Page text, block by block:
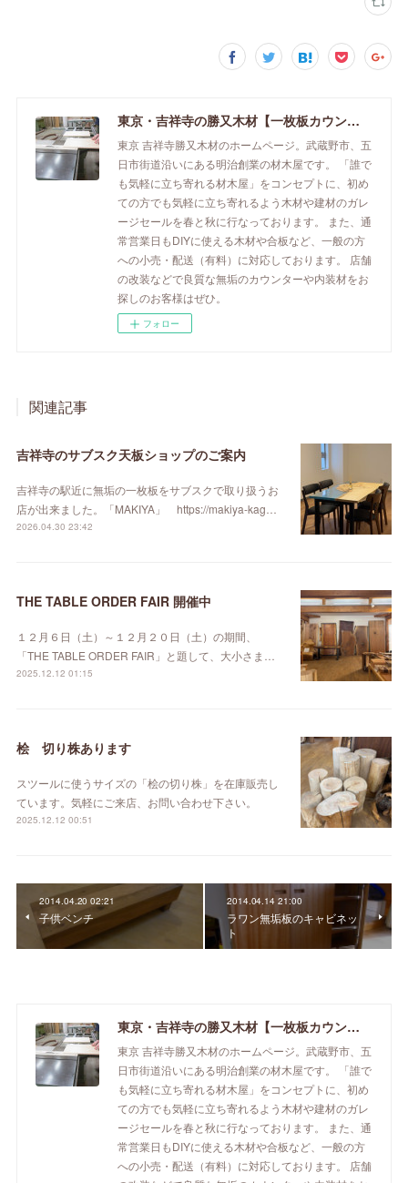
東京・吉祥寺の勝又木材【一枚板カウンター】
東京 吉祥寺勝又木材のホームページ。武蔵野市、五
日市街道沿いにある明治創業の材木屋です。 「誰で
も気軽に立ち寄れる材木屋」をコンセプトに、初め
ての方でも気軽に立ち寄れるよう木材や建材のガレ
ージセールを春と秋に行なっております。 また、通
常営業日もDIYに使える木材や合板など、一般の方
への小売・配送（有料）に対応しております。 店舗
の改装などで良質な無垢のカウンターや内装材をお
探しのお客様はぜひ。
フォロー
関連記事
吉祥寺のサブスク天板ショップのご案内
吉祥寺の駅近に無垢の一枚板をサブスクで取り扱うお
店が出来ました。「MAKIYA」 https://makiya-kag…
2026.04.30 23:42
THE TABLE ORDER FAIR 開催中
１２月６日（土）～１２月２０日（土）の期間、
「THE TABLE ORDER FAIR」と題して、大小さま…
2025.12.12 01:15
桧 切り株あります
スツールに使うサイズの「桧の切り株」を在庫販売し
ています。気軽にご来店、お問い合わせ下さい。
2025.12.12 00:51
2014.04.20 02:21
子供ベンチ
2014.04.14 21:00
ラワン無垢板のキャビネッ
ト
東京・吉祥寺の勝又木材【一枚板カウンター】
東京 吉祥寺勝又木材のホームページ。武蔵野市、五
日市街道沿いにある明治創業の材木屋です。 「誰で
も気軽に立ち寄れる材木屋」をコンセプトに、初め
ての方でも気軽に立ち寄れるよう木材や建材のガレ
ージセールを春と秋に行なっております。 また、通
常営業日もDIYに使える木材や合板など、一般の方
への小売・配送（有料）に対応しております。 店舗